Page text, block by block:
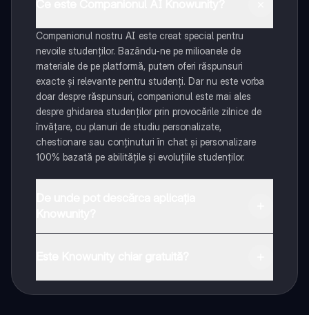
Companionul nostru AI este creat special pentru
nevoile studenților. Bazându-ne pe milioanele de
materiale de pe platformă, putem oferi răspunsuri
exacte și relevante pentru studenți. Dar nu este vorba
doar despre răspunsuri, companionul este mai ales
despre ghidarea studenților prin provocările zilnice de
învățare, cu planuri de studiu personalizate,
chestionare sau conținuturi în chat și personalizare
100% bazată pe abilitățile și evoluțiile studenților.